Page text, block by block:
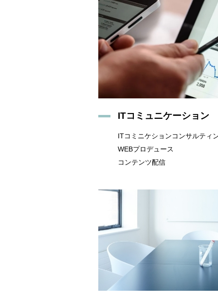
ITコミュニケーション
ITコミニケションコンサルティ
WEBプロデュース
コンテンツ配信